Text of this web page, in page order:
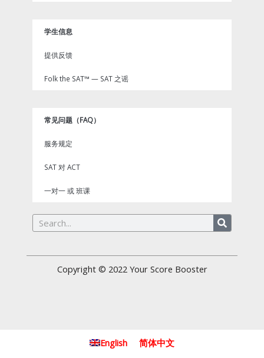
学生信息
提供反馈
Folk the SAT™ — SAT 之谣
常见问题（FAQ）
服务规定
SAT 对 ACT
一对一 或 班课
Search
Copyright © 2022 Your Score Booster
English 简体中文